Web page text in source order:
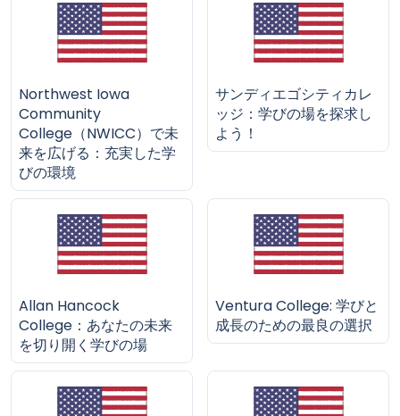
Northwest Iowa
Community
College（NWICC）で未
来を広げる：充実した学
びの環境
サンディエゴシティカレ
ッジ：学びの場を探求し
よう！
Allan Hancock
College：あなたの未来
を切り開く学びの場
Ventura College: 学びと
成長のための最良の選択